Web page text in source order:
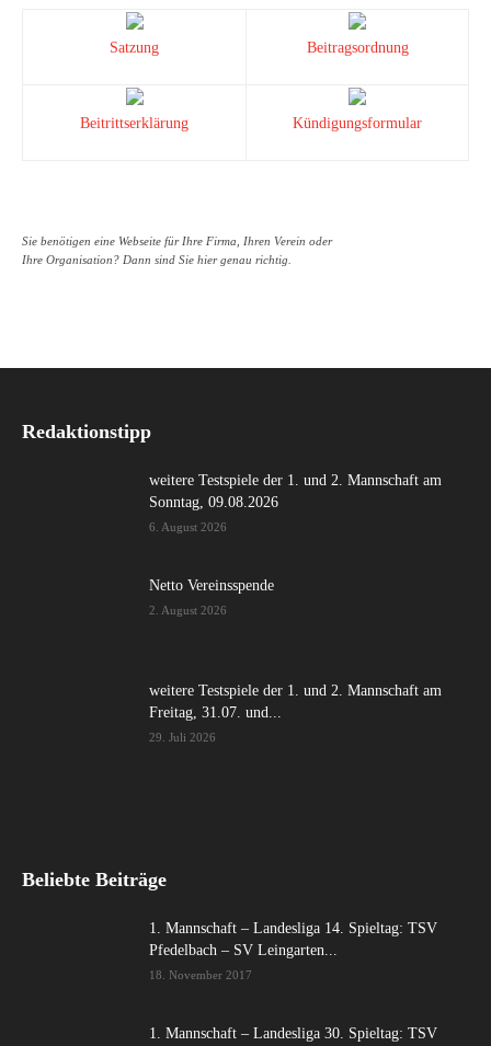
Satzung Beitragsordnung
Beitrittserklärung Kündigungsformular
Sie benötigen eine Webseite für Ihre Firma, Ihren Verein oder
Ihre Organisation? Dann sind Sie hier genau richtig.
Redaktionstipp
weitere Testspiele der 1. und 2. Mannschaft am
Sonntag, 09.08.2026
6. August 2026
Netto Vereinsspende
2. August 2026
weitere Testspiele der 1. und 2. Mannschaft am
Freitag, 31.07. und...
29. Juli 2026
Beliebte Beiträge
1. Mannschaft – Landesliga 14. Spieltag: TSV
Pfedelbach – SV Leingarten...
18. November 2017
1. Mannschaft – Landesliga 30. Spieltag: TSV